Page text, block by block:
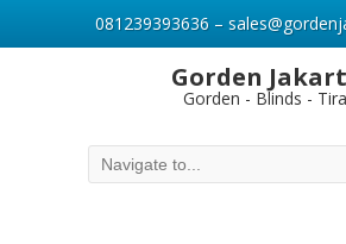
Gorden
Gorden - Blinds -
081239393636 –